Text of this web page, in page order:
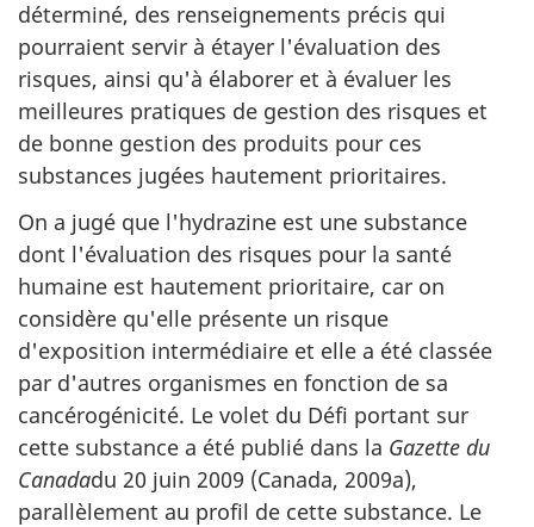
déterminé, des renseignements précis qui
pourraient servir à étayer l'évaluation des
risques, ainsi qu'à élaborer et à évaluer les
meilleures pratiques de gestion des risques et
de bonne gestion des produits pour ces
substances jugées hautement prioritaires.
On a jugé que l'hydrazine est une substance
dont l'évaluation des risques pour la santé
humaine est hautement prioritaire, car on
considère qu'elle présente un risque
d'exposition intermédiaire et elle a été classée
par d'autres organismes en fonction de sa
cancérogénicité. Le volet du Défi portant sur
cette substance a été publié dans la Gazette du
Canadadu 20 juin 2009 (Canada, 2009a),
parallèlement au profil de cette substance. Le